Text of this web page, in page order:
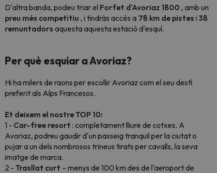
D'altra banda, podeu triar el Forfet d'Avoriaz 1800 , amb un
preu més competitiu , i tindràs accés a 78 km de pistes i 38
remuntadors aquesta aquesta estació d'esquí.
Per què esquiar a Avoriaz?
Hi ha milers de raons per escollir Avoriaz com el seu destí
preferit als Alps Francesos.
Et deixem el nostre TOP 10:
1 - Car-free resort : completament lliure de cotxes. A
Avoriaz, podreu gaudir d'un passeig tranquil per la ciutat o
pujar a un dels nombrosos trineus tirats per cavalls, la seva
imatge de marca.
2 - Trasllat curt – menys de 100 km des de l'aeroport de